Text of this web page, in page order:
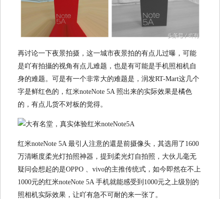
再讨论一下夜景拍摄，这一城市夜景拍的有点儿过曝，可能
是吖有拍攝的视角有点儿难题，也是有可能是手机照相机自
身的难题。可是有一个非常大的难题是，润发RT-Mart这几个
字是鲜红色的，红米noteNote 5A 照出来的实际效果是橘色
的，有点儿货不对板的觉得。
红米noteNote 5A 最引人注意的還是前摄像头，其选用了1600
万清晰度柔光灯拍照神器，提到柔光灯自拍照，大伙儿毫无
疑问会想起的是OPPO 、vivo的主推传统式，如今即然在不上
1000元的红米noteNote 5A 手机就能感受到1000元之上级別的
照相机实际效果，让吖有急不可耐的来一张了。